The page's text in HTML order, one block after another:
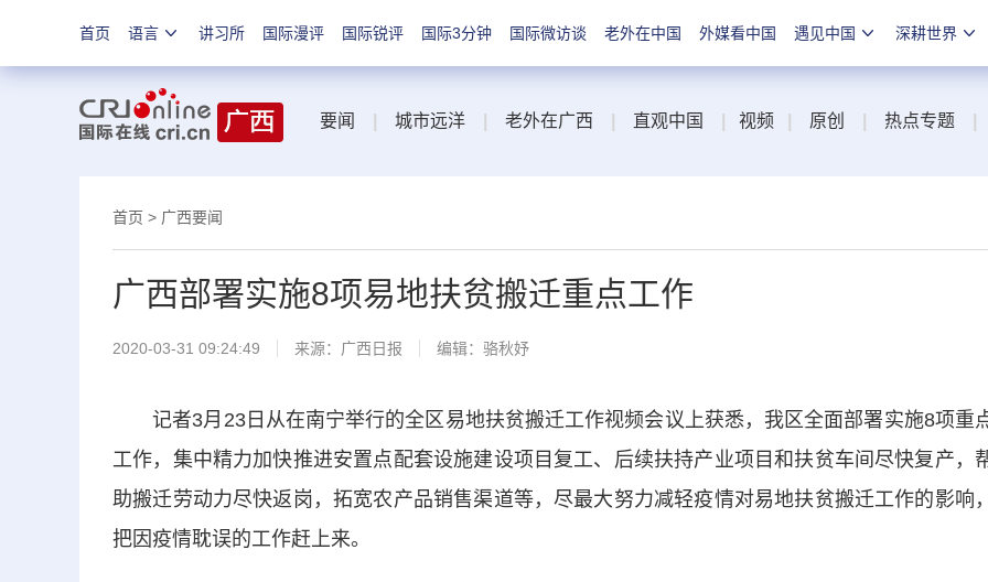
首页 语言 讲习所 国际漫评 国际锐评 国际3分钟 国际微访谈 老外在中国 外媒看中国 遇见中国 深耕世界
要闻 城市远洋 老外在广西 直观中国 视频 原创 热点专题
首页 > 广西要闻
广西部署实施8项易地扶贫搬迁重点工作
2020-03-31 09:24:49 来源： 广西日报 编辑：骆秋妤
记者3月23日从在南宁举行的全区易地扶贫搬迁工作视频会议上获悉，我区全面部署实施8项重
工作，集中精力加快推进安置点配套设施建设项目复工、后续扶持产业项目和扶贫车间尽快复产，
助搬迁劳动力尽快返岗，拓宽农产品销售渠道等，尽最大努力减轻疫情对易地扶贫搬迁工作的影响，
把因疫情耽误的工作赶上来。